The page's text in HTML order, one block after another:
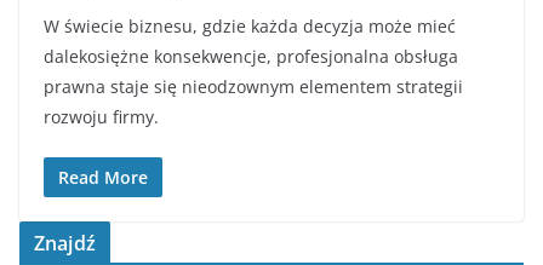
W świecie biznesu, gdzie każda decyzja może mieć
dalekosiężne konsekwencje, profesjonalna obsługa
prawna staje się nieodzownym elementem strategii
rozwoju firmy.
Read More
Znajdź